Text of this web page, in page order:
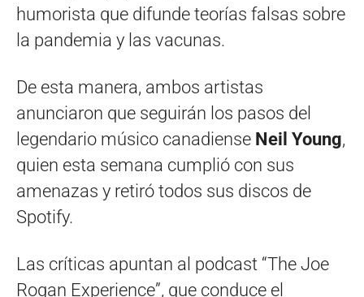
humorista que difunde teorías falsas sobre
la pandemia y las vacunas.
De esta manera, ambos artistas
anunciaron que seguirán los pasos del
legendario músico canadiense Neil Young,
quien esta semana cumplió con sus
amenazas y retiró todos sus discos de
Spotify.
Las críticas apuntan al podcast “The Joe
Rogan Experience”, que conduce el